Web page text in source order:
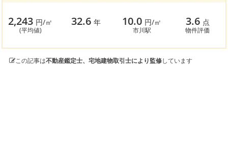
2,243 円/㎡
(平均値)
32.6年 10.0 円/㎡
市川駅
3.6 点
物件評価
この記事は不動産鑑定士、宅地建物取引士により監修しています